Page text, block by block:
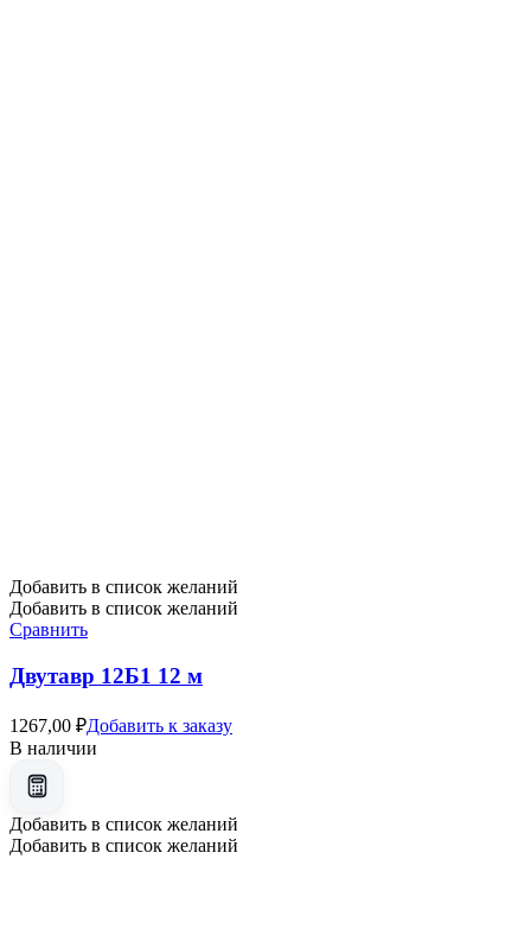
Добавить в список желаний
Добавить в список желаний
Сравнить
Двутавр 12Б1 12 м
1267,00 ₽Добавить к заказу
В наличии
Добавить в список желаний
Добавить в список желаний